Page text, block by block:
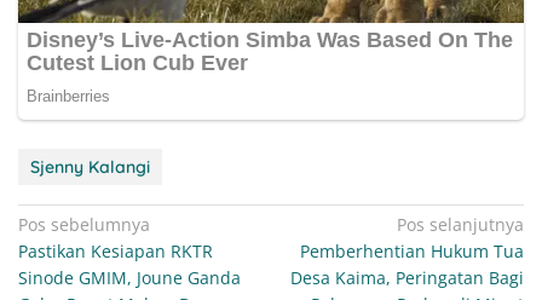
Sjenny Kalangi
Navigasi
pos
Pos sebelumnya
Pastikan Kesiapan RKTR
Sinode GMIM, Joune Ganda
Pos selanjutnya
Pemberhentian Hukum Tua
Desa Kaima, Peringatan Bagi